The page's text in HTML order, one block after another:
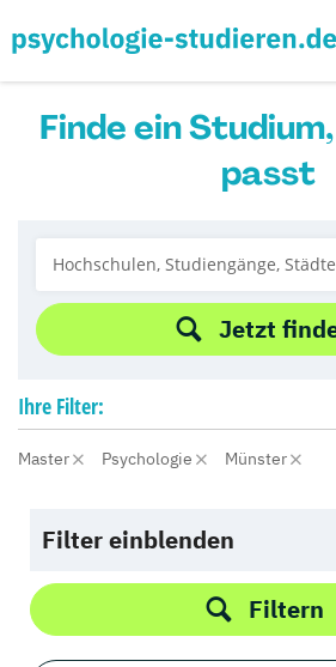
Finde ein
passt
Jetzt
Ihre Filter:
Master Psychologie Münster
Filter einblenden
Filtern